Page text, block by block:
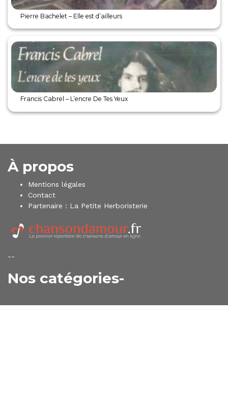
Pierre Bachelet – Elle est d’ailleurs
Francis Cabrel – L’encre De Tes Yeux
À propos
Mentions légales
Contact
Partenaire : La Petite Herboristerie
--
Nos catégories-